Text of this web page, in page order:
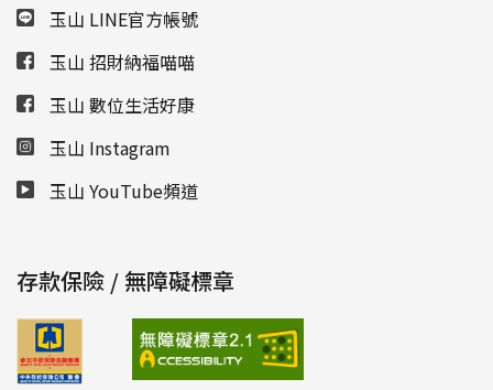
玉山 LINE官方帳號
玉山 招財納福喵喵
玉山 數位生活好康
玉山 Instagram
玉山 YouTube頻道
存款保險 / 無障礙標章